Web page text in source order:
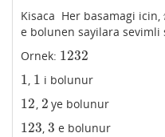
Kisaca Her basamagi icin,
e bolunen sayilara sevimli
Ornek: 1232
1232
1
1, 1
1 i bolunur
12
12 , 2
2 ye bolunur
123
123 ,3
3 e bolunur